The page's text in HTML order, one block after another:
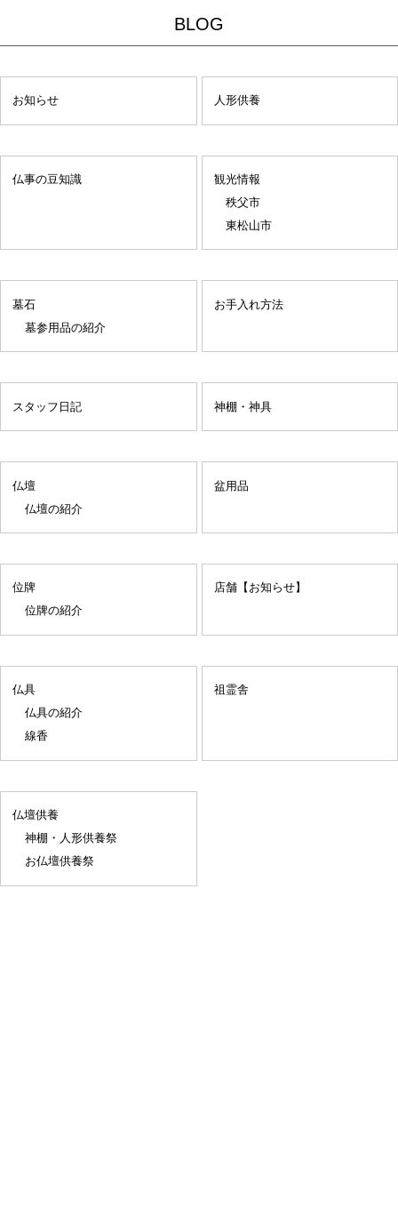
BLOG
お知らせ 人形供養
仏事の豆知識
観光情報
秩父市
東松山市
墓石
墓参用品の紹介
お手入れ方法
スタッフ日記 神棚・神具
仏壇
仏壇の紹介
盆用品
位牌
位牌の紹介
店舗【お知らせ】
仏具
仏具の紹介
線香
祖霊舎
仏壇供養
神棚・人形供養祭
お仏壇供養祭